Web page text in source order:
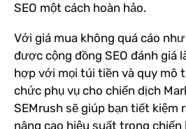
SEO một cách hoàn hảo.
Với giá mua không quá cáo
được cộng đồng SEO đánh giá
hợp với mọi túi tiền và quy mô
chức phụ vụ cho chiến dịch
SEMrush sẽ giúp bạn tiết kiệm
nâng cao hiệu suất trong